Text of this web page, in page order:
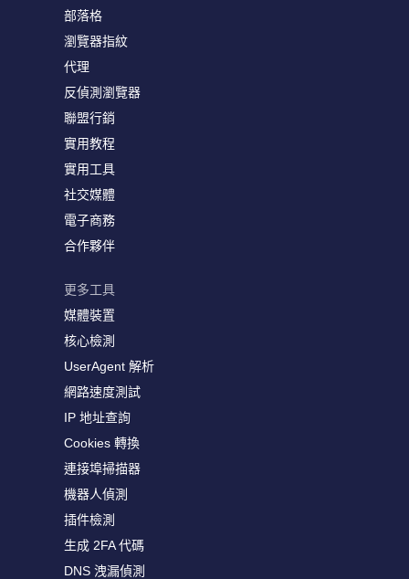
部落格
瀏覽器指紋
代理
反偵測瀏覽器
聯盟行銷
實用教程
實用工具
社交媒體
電子商務
合作夥伴
更多工具
媒體裝置
核心檢測
UserAgent 解析
網路速度測試
IP 地址查詢
Cookies 轉換
連接埠掃描器
機器人偵測
插件檢測
生成 2FA 代碼
DNS 洩漏偵測